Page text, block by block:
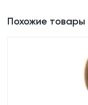
Похожие товары